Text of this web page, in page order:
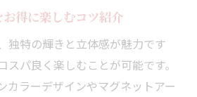
得に楽しむコツ紹介
独特の輝きと立体感が魅力です
スパ良く楽しむことが可能です。
カラーデザインやマグネットアー